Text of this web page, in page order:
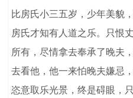
比房氏小三五岁，少年美貌
房氏才知有人道之乐。只恨
所有，尽情拿去奉承了晚夫
去看他，他一来怕晚夫嫌忌
恣意取乐光景，终是碍眼，